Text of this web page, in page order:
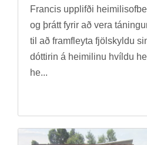
Franc­is upp­lifði
og þrátt fyr­ir að vera
til að fram­fleyta fjöl­skyldu
dótt­ir­in á heim­il­inu hvíldu
he...